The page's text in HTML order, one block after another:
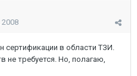
сертификации в области ТЗИ.
не требуется. Но, полагаю,